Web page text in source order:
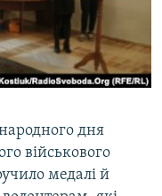
дня
військового
медалі й